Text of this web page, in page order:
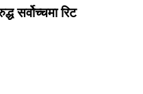
सर्वोच्चमा रिट